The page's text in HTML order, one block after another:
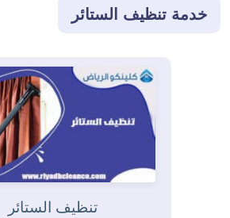
خدمة تنظيف الستائر
تنظيف الستائر